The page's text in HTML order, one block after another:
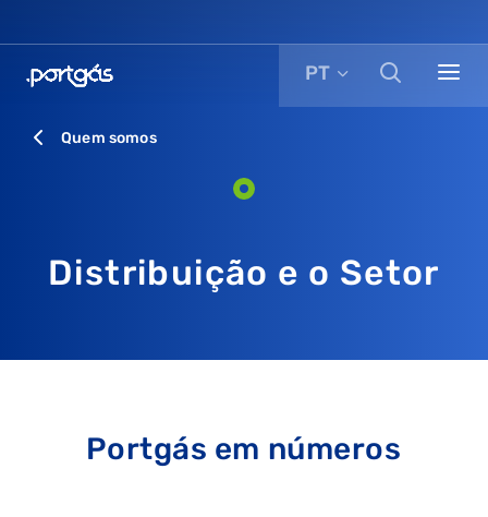
PT
Quem somos
Distribuição e o Setor
Portgás em números